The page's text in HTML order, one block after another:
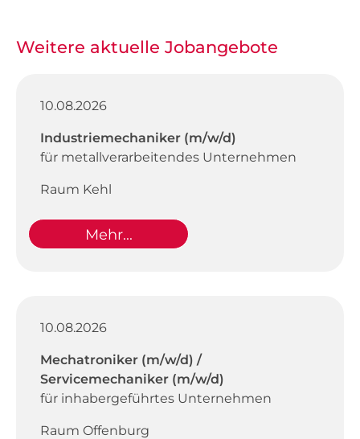
Weitere aktuelle Jobangebote
10.08.2026
Industriemechaniker (m/w/d)
für metallverarbeitendes Unternehmen
Raum Kehl
Mehr...
10.08.2026
Mechatroniker (m/w/d) /
Servicemechaniker (m/w/d)
für inhabergeführtes Unternehmen
Raum Offenburg